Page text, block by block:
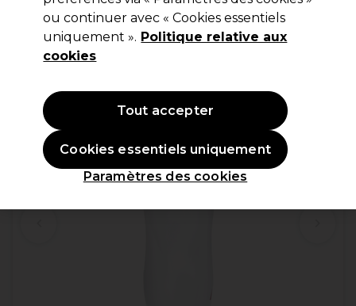
72,65 €
ou continuer avec « Cookies essentiels
uniquement ». Politique relative aux
cookies
Paramètres des cookies
Cookies essentiels uniquement
Tout accepter